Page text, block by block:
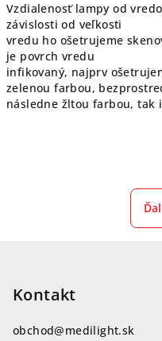
Vzdialenosť lampy od
závislosti od veľkosti
vredu ho ošetrujeme
je povrch vredu
infikovaný, najprv
zelenou farbou,
následne žltou farbou, tak
Kontakt
obchod@medilight.sk